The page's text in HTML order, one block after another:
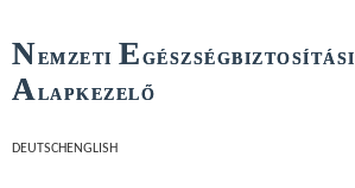
NEMZETI E GÉSZSÉGBIZTOSÍTÁSI
ALAPKEZELŐ
DEUTSCH ENGLISH